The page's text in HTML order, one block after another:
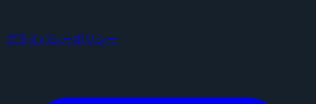
プライバシーポリシー